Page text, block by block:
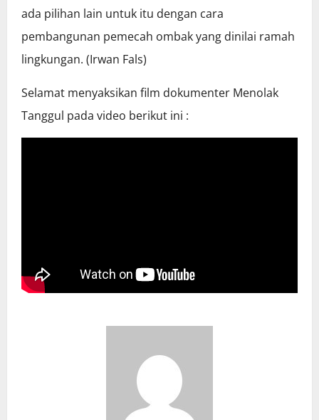
ada pilihan lain untuk itu dengan cara
pembangunan pemecah ombak yang dinilai ramah
lingkungan. (Irwan Fals)
Selamat menyaksikan film dokumenter Menolak
Tanggul pada video berikut ini :